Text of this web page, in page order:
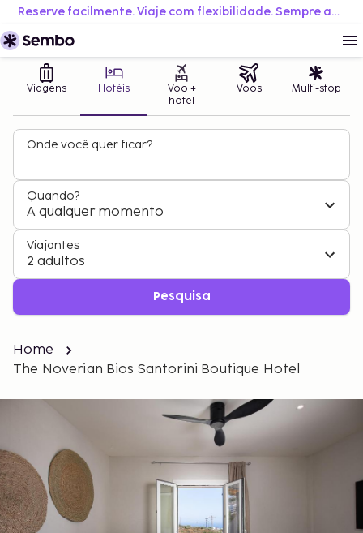
Reserve facilmente. Viaje com flexibilidade. Sempre ao melhor preço.
Viagens Hotéis
Voo +
hotel
Voos Multi-stop
Onde você quer ficar?
Quando?
A qualquer momento
Viajantes
2 adultos
Pesquisa
Home
The Noverian Bios Santorini Boutique Hotel